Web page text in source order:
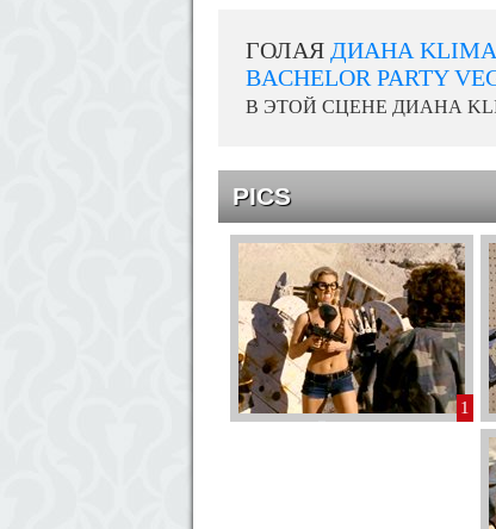
ГОЛАЯ ДИАНА
BACHELOR PARTY
В ЭТОЙ СЦЕНЕ ДИАНА
PICS
1